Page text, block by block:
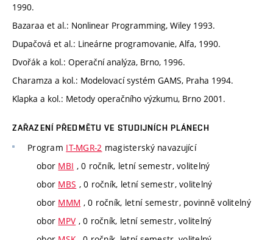
1990.
Bazaraa et al.: Nonlinear Programming, Wiley 1993.
Dupačová et al.: Lineárne programovanie, Alfa, 1990.
Dvořák a kol.: Operační analýza, Brno, 1996.
Charamza a kol.: Modelovací systém GAMS, Praha 1994.
Klapka a kol.: Metody operačního výzkumu, Brno 2001.
ZAŘAZENÍ PŘEDMĚTU VE STUDIJNÍCH PLÁNECH
Program IT-MGR-2 magisterský navazující
obor MBI , 0 ročník, letní semestr, volitelný
obor MBS , 0 ročník, letní semestr, volitelný
obor MMM , 0 ročník, letní semestr, povinně volitelný
obor MPV , 0 ročník, letní semestr, volitelný